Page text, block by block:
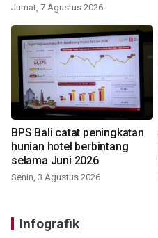
Jumat, 7 Agustus 2026
BPS Bali catat peningkatan
hunian hotel berbintang
selama Juni 2026
Senin, 3 Agustus 2026
Infografik